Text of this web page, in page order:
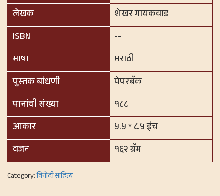
लेखक
शेखर गायकवाड
ISBN
--
भाषा
मराठी
पुस्तक बांधणी
पेपरबॅक
पानांची संख्या
१८८
आकार
५.५ * ८.५ इंच
वजन
१६२ ग्रॅम
Category:विनोदी साहित्य